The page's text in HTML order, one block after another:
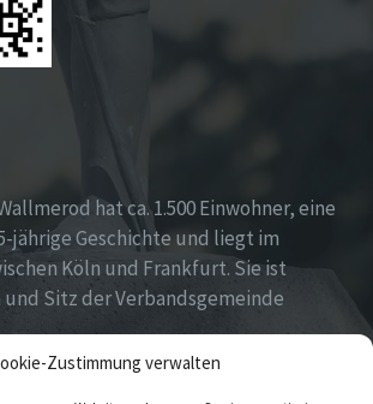
Zustimmung verwalten
hat ca. 1.500 Einwohner, eine
jährige Geschichte und liegt im
Köln und Frankfurt. Sie ist
Sitz der Verbandsgemeinde